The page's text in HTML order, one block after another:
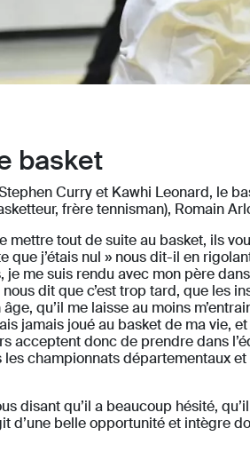
basket
Curry et Kawhi Leonard, le
frère tennisman), Romain
mettre tout de suite au basket, ils
j’étais nul » nous dit-il en
je me suis rendu avec mon père
dit que c’est trop tard, que les
qu’il me laisse au moins
jamais joué au basket de ma vie,
acceptent donc de prendre dans
les championnats départementaux
disant qu’il a beaucoup hésité,
d’une belle opportunité et